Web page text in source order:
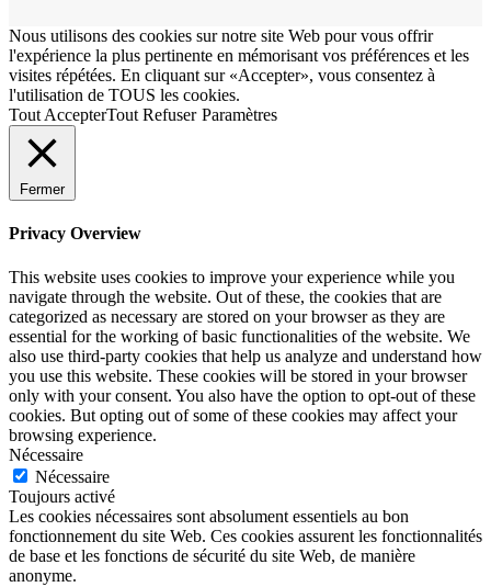
Nous utilisons des cookies sur notre site Web pour vous offrir
l'expérience la plus pertinente en mémorisant vos préférences et les
visites répétées. En cliquant sur «Accepter», vous consentez à
l'utilisation de TOUS les cookies.
Tout AccepterTout Refuser Paramètres
Fermer
Privacy Overview
This website uses cookies to improve your experience while you
navigate through the website. Out of these, the cookies that are
categorized as necessary are stored on your browser as they are
essential for the working of basic functionalities of the website. We
also use third-party cookies that help us analyze and understand how
you use this website. These cookies will be stored in your browser
only with your consent. You also have the option to opt-out of these
cookies. But opting out of some of these cookies may affect your
browsing experience.
Nécessaire
Nécessaire
Toujours activé
Les cookies nécessaires sont absolument essentiels au bon
fonctionnement du site Web. Ces cookies assurent les fonctionnalités
de base et les fonctions de sécurité du site Web, de manière
anonyme.